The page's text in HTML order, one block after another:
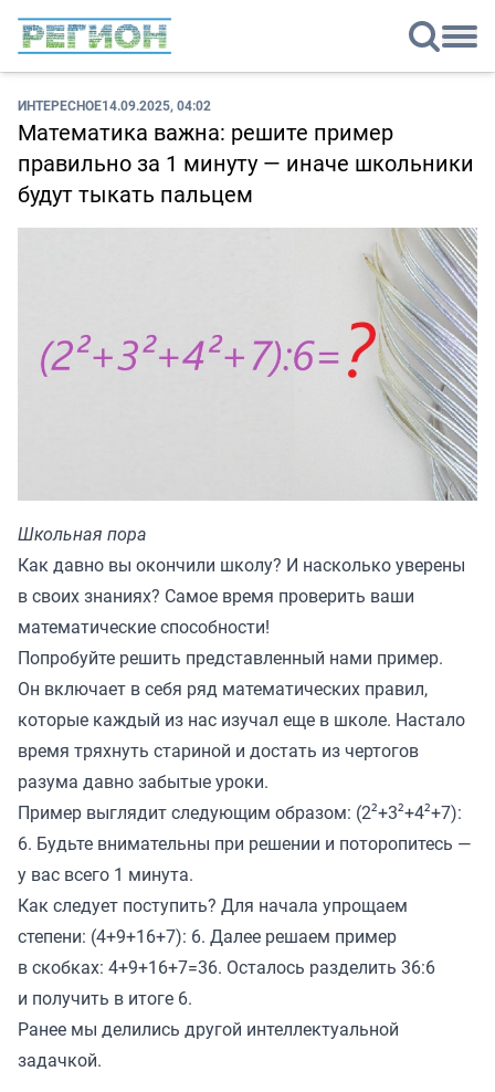
ИНТЕРЕСНОЕ14.09.2025, 04:02
Математика важна: решите пример
правильно за 1 минуту — иначе школьники
будут тыкать пальцем
Школьная пора
Как давно вы окончили школу? И насколько уверены
в своих знаниях? Самое время проверить ваши
математические способности!
Попробуйте решить представленный нами пример.
Он включает в себя ряд математических правил,
которые каждый из нас изучал еще в школе. Настало
время тряхнуть стариной и достать из чертогов
разума давно забытые уроки.
Пример выглядит следующим образом: (2²+3²+4²+7):
6. Будьте внимательны при решении и поторопитесь —
у вас всего 1 минута.
Как следует поступить? Для начала упрощаем
степени: (4+9+16+7): 6. Далее решаем пример
в скобках: 4+9+16+7=36. Осталось разделить 36:6
и получить в итоге 6.
Ранее мы делились другой интеллектуальной
задачкой.